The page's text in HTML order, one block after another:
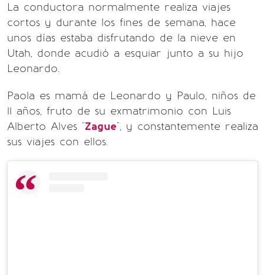
La conductora normalmente realiza viajes
cortos y durante los fines de semana, hace
unos días estaba disfrutando de la nieve en
Utah, donde acudió a esquiar junto a su hijo
Leonardo.
Paola es mamá de Leonardo y Paulo, niños de
11 años, fruto de su exmatrimonio con Luis
Alberto Alves "Zague", y constantemente realiza
sus viajes con ellos.